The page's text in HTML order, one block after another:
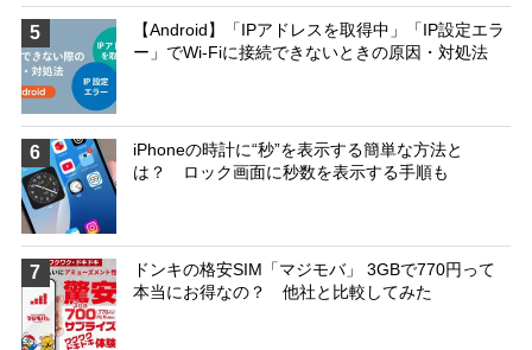
5
【Android】「IPアドレスを取得中」「IP設定エラ
ー」でWi-Fiに接続できないときの原因・対処法
6
iPhoneの時計に“秒”を表示する簡単な方法と
は？ ロック画面に秒数を表示する手順も
7
ドンキの格安SIM「マジモバ」 3GBで770円って
本当にお得なの？ 他社と比較してみた